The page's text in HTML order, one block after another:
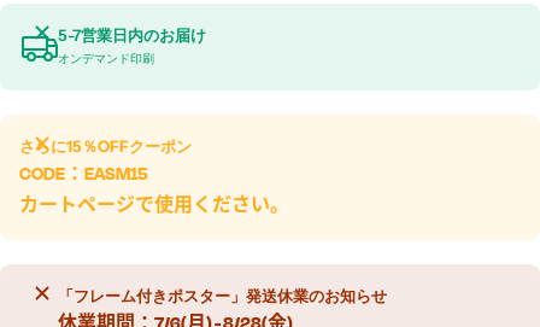
5-7営業日内のお届け
オンデマンド印刷
さらに15％OFFクーポン
CODE： EASM15
カートページで使用ください。
「フレーム付きポスター」発送休業のお知らせ
休業期間：7/6(月) - 8/28(金)